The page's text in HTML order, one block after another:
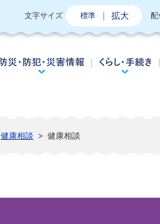
文字サイズ 標準 拡大 配
防災・防犯・災
健康相談 > 健康相談